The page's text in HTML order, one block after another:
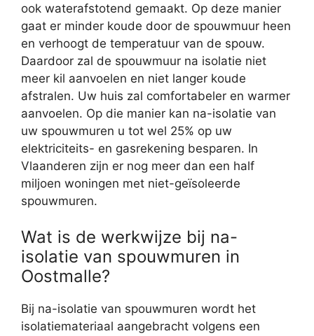
ook waterafstotend gemaakt. Op deze manier
gaat er minder koude door de spouwmuur heen
en verhoogt de temperatuur van de spouw.
Daardoor zal de spouwmuur na isolatie niet
meer kil aanvoelen en niet langer koude
afstralen. Uw huis zal comfortabeler en warmer
aanvoelen. Op die manier kan na-isolatie van
uw spouwmuren u tot wel 25% op uw
elektriciteits- en gasrekening besparen. In
Vlaanderen zijn er nog meer dan een half
miljoen woningen met niet-geïsoleerde
spouwmuren.
Wat is de werkwijze bij na-
isolatie van spouwmuren in
Oostmalle?
Bij na-isolatie van spouwmuren wordt het
isolatiemateriaal aangebracht volgens een